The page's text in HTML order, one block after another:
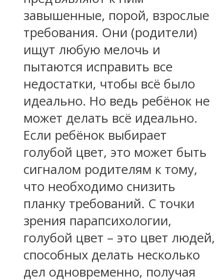
завышенные, порой, взрослые
требования. Они (родители)
ищут любую мелочь и
пытаются исправить все
недостатки, чтобы всё было
идеально. Но ведь ребёнок не
может делать всё идеально.
Если ребёнок выбирает
голубой цвет, это может быть
сигналом родителям к тому,
что необходимо снизить
планку требований. С точки
зрения парапсихологии,
голубой цвет – это цвет людей,
способных делать несколько
дел одновременно, получая